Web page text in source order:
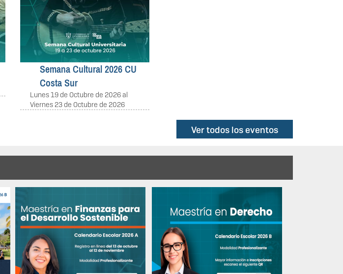
Semana Cultural 2026 CU
Lunes 19 de Octubre de 2026al
Viernes 23 de Octubre de 2026
Ver todos los eventos